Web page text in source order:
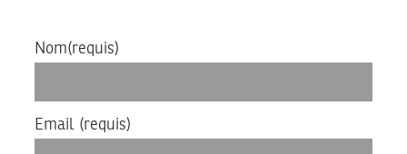
Nom(requis)
Email (requis)